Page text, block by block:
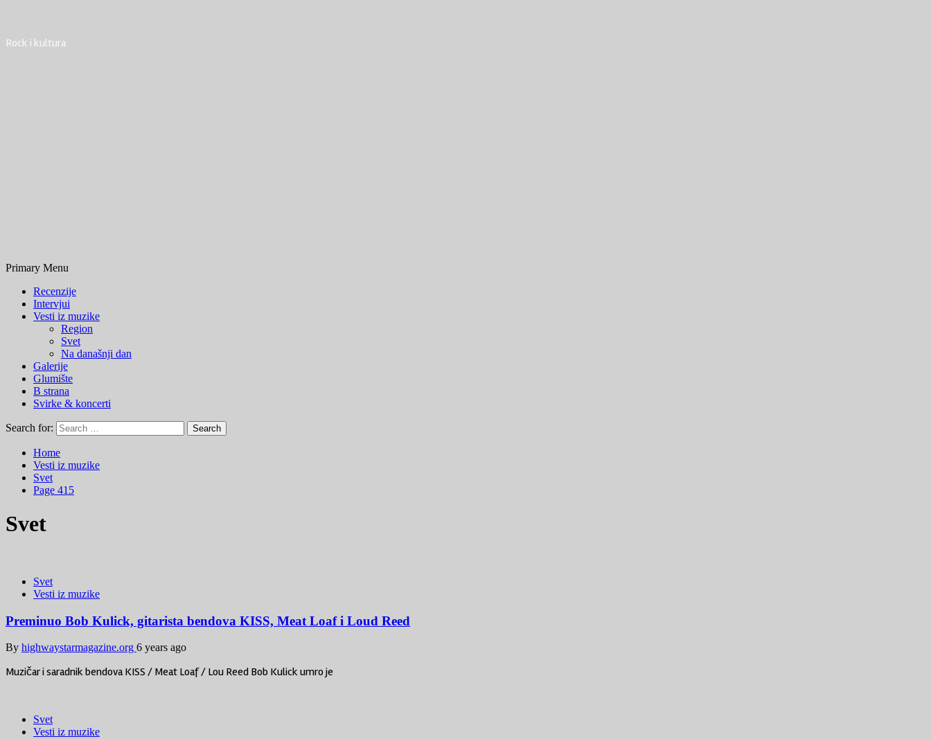
Rock i kultura
Primary Menu
Recenzije
Intervjui
Vesti iz muzike
Region
Svet
Na današnji dan
Galerije
Glumište
B strana
Svirke & koncerti
Search for:
Home
Vesti iz muzike
Svet
Page 415
Svet
Svet
Vesti iz muzike
Preminuo Bob Kulick, gitarista bendova KISS, Meat Loaf i Loud Reed
By highwaystarmagazine.org 6 years ago
Muzičar i saradnik bendova KISS / Meat Loaf / Lou Reed Bob Kulick umro je
Svet
Vesti iz muzike